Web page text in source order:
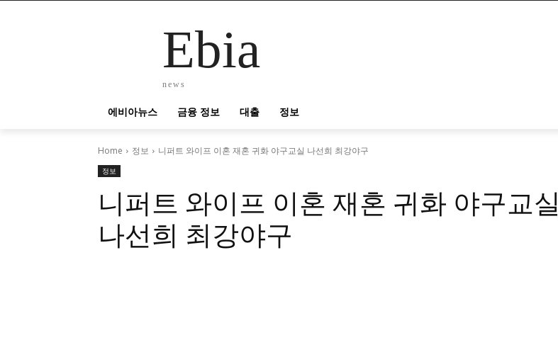
Ebia
news
에비아뉴스 금융 정보 대출 정보
Home 정보 니퍼트 와이프 이혼 재혼 귀화 야구교실 나선희 최강야구
정보
니퍼트 와이프 이혼 재혼 귀화 야구교실
나선희 최강야구